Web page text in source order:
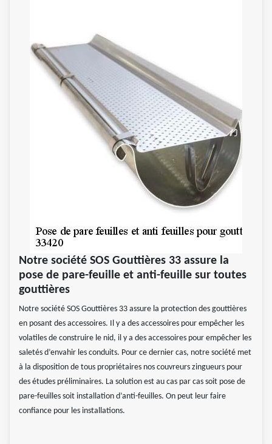
Notre société SOS Gouttières 33 assure la
pose de pare-feuille et anti-feuille sur toutes
gouttières
Notre société SOS Gouttières 33 assure la protection des gouttières
en posant des accessoires. Il y a des accessoires pour empêcher les
volatiles de construire le nid, il y a des accessoires pour empêcher les
saletés d’envahir les conduits. Pour ce dernier cas, notre société met
à la disposition de tous propriétaires nos couvreurs zingueurs pour
des études préliminaires. La solution est au cas par cas soit pose de
pare-feuilles soit installation d’anti-feuilles. On peut leur faire
confiance pour les installations.